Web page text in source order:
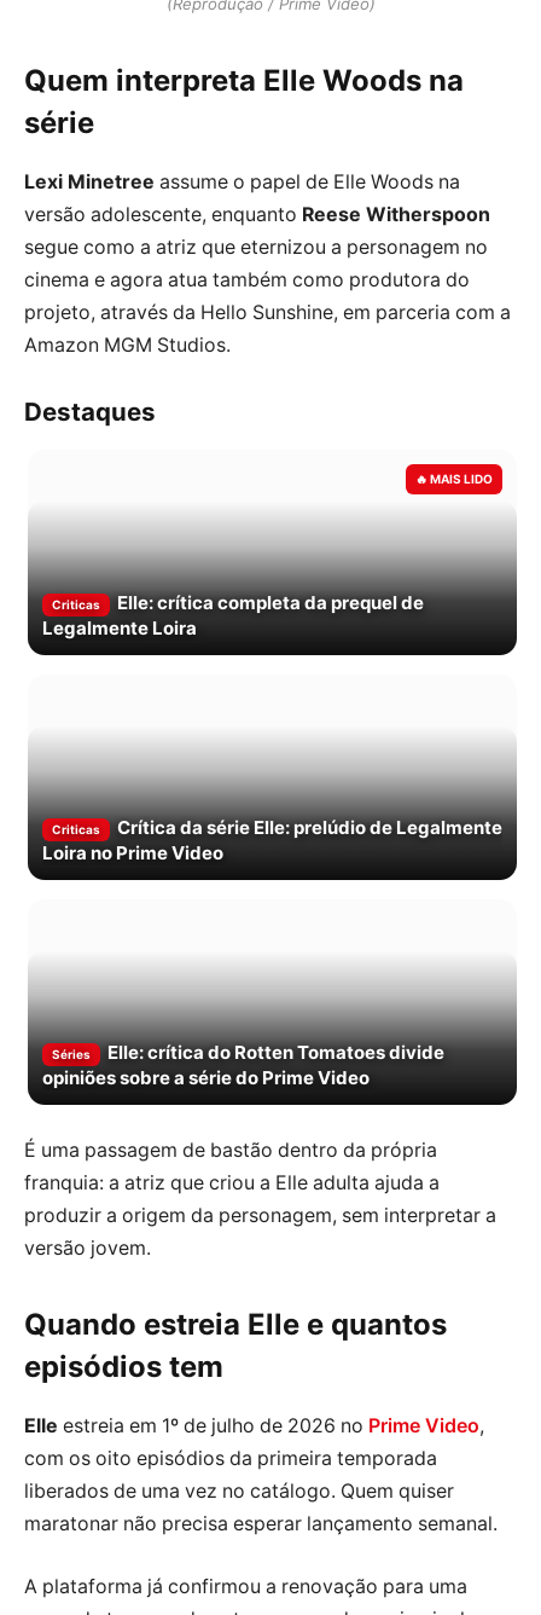
(Reprodução / Prime Video)
Quem interpreta Elle Woods na
série
Lexi Minetree assume o papel de Elle Woods na
versão adolescente, enquanto Reese Witherspoon
segue como a atriz que eternizou a personagem no
cinema e agora atua também como produtora do
projeto, através da Hello Sunshine, em parceria com a
Amazon MGM Studios.
Destaques
Criticas
Elle: crítica completa da prequel de
Legalmente Loira
Criticas
Crítica da série Elle: prelúdio de Legalmente
Loira no Prime Video
Séries
Elle: crítica do Rotten Tomatoes divide
opiniões sobre a série do Prime Video
É uma passagem de bastão dentro da própria
franquia: a atriz que criou a Elle adulta ajuda a
produzir a origem da personagem, sem interpretar a
versão jovem.
Quando estreia Elle e quantos
episódios tem
Elle estreia em 1º de julho de 2026 no Prime Video,
com os oito episódios da primeira temporada
liberados de uma vez no catálogo. Quem quiser
maratonar não precisa esperar lançamento semanal.
A plataforma já confirmou a renovação para uma